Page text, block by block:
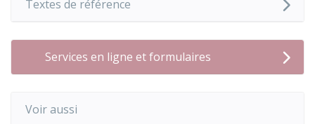
Textes de référence
Services en ligne et formulaires
Voir aussi